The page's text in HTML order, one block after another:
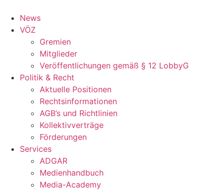
Inhalt
springen
News
VÖZ
Gremien
Mitglieder
Veröffentlichungen gemäß § 12 LobbyG
Politik & Recht
Aktuelle Positionen
Rechtsinformationen
AGB’s und Richtlinien
Kollektivverträge
Förderungen
Services
ADGAR
Medienhandbuch
Media-Academy